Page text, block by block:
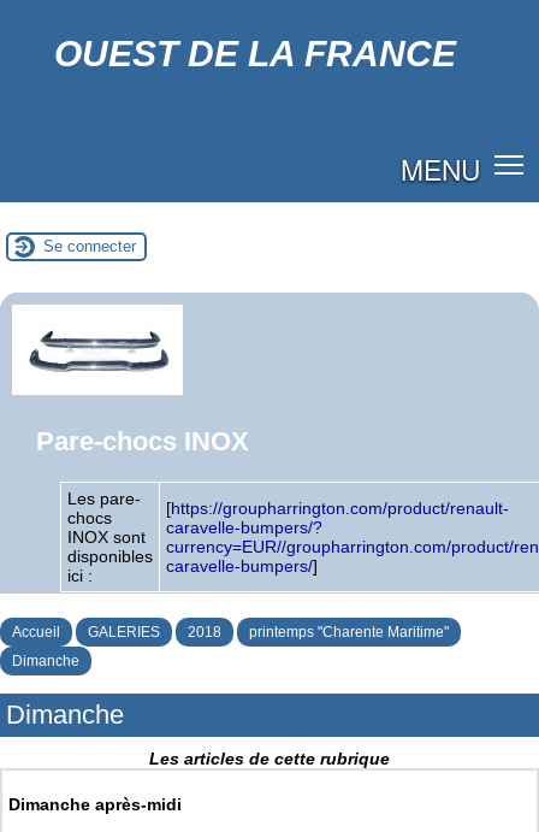
OUEST DE LA FRANCE
MENU
Se connecter
Pare-chocs INOX
Les pare-
chocs
INOX sont
disponibles
ici :
[https://groupharrington.com/product/renault-
caravelle-bumpers/?
currency=EUR//groupharrington.com/product/
caravelle-bumpers/]
Accueil GALERIES 2018
printemps "Charente Maritime"
Dimanche
Dimanche
Les articles de cette rubrique
Dimanche après-midi